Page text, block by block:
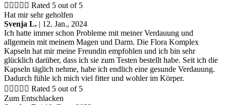
     Rated 5 out of 5
Hat mir sehr geholfen
Svenja L. | 12. Jan., 2024
Ich hatte immer schon Probleme mit meiner Verdauung und
allgemein mit meinem Magen und Darm. Die Flora Komplex
Kapseln hat mir meine Freundin empfohlen und ich bin sehr
glücklich darüber, dass ich sie zum Testen bestellt habe. Seit ich die
Kapseln täglich nehme, habe ich endlich eine gesunde Verdauung.
Dadurch fühle ich mich viel fitter und wohler im Körper.
     Rated 5 out of 5
Zum Entschlacken